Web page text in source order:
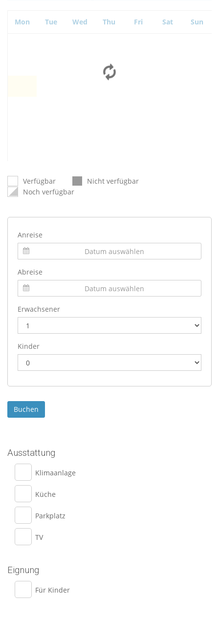
Mon Tue Wed Thu Fri Sat Sun
Verfügbar
Nicht verfügbar
Noch verfügbar
Anreise
Abreise
Erwachsener
Kinder
Ausstattung
Klimaanlage
Küche
Parkplatz
TV
Eignung
Für Kinder